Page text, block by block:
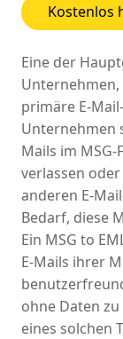
Kostenlos
Eine der
primäre E-
Unternehmen
Mails im
verlassen
anderen E-
Bedarf, diese
Ein MSG to
E-Mails ihrer
ohne Daten
eines solchen